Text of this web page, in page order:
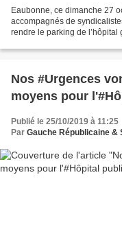
Eaubonne, ce dimanche 27
accompagnés de
rendre le parking de
Nos #Urgences
moyens pour
Publié le 25/10/2019 à 11:25
Par Gauche Républicaine &